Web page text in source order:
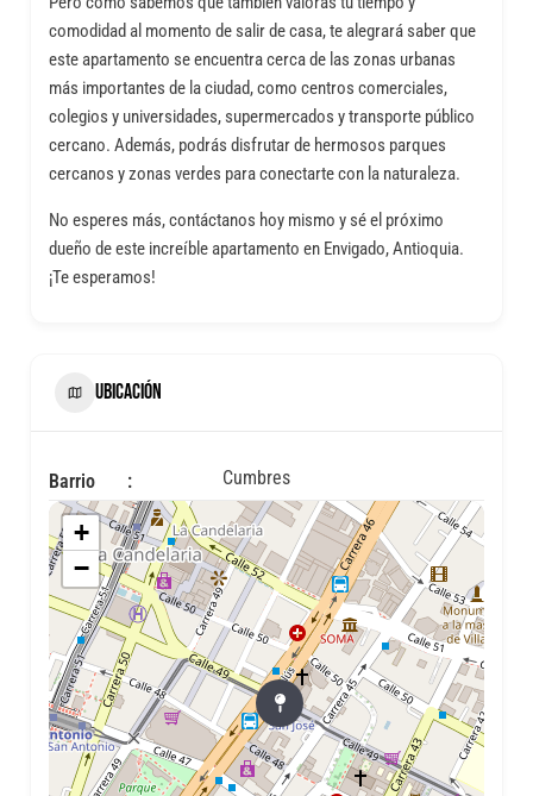
comodidad al momento de salir de casa, te alegrará saber que
este apartamento se encuentra cerca de las zonas urbanas
más importantes de la ciudad, como centros comerciales,
colegios y universidades, supermercados y transporte público
cercano. Además, podrás disfrutar de hermosos parques
cercanos y zonas verdes para conectarte con la naturaleza.
No esperes más, contáctanos hoy mismo y sé el próximo
dueño de este increíble apartamento en Envigado, Antioquia.
¡Te esperamos!
UBICACIÓN
Barrio Cumbres
+
−